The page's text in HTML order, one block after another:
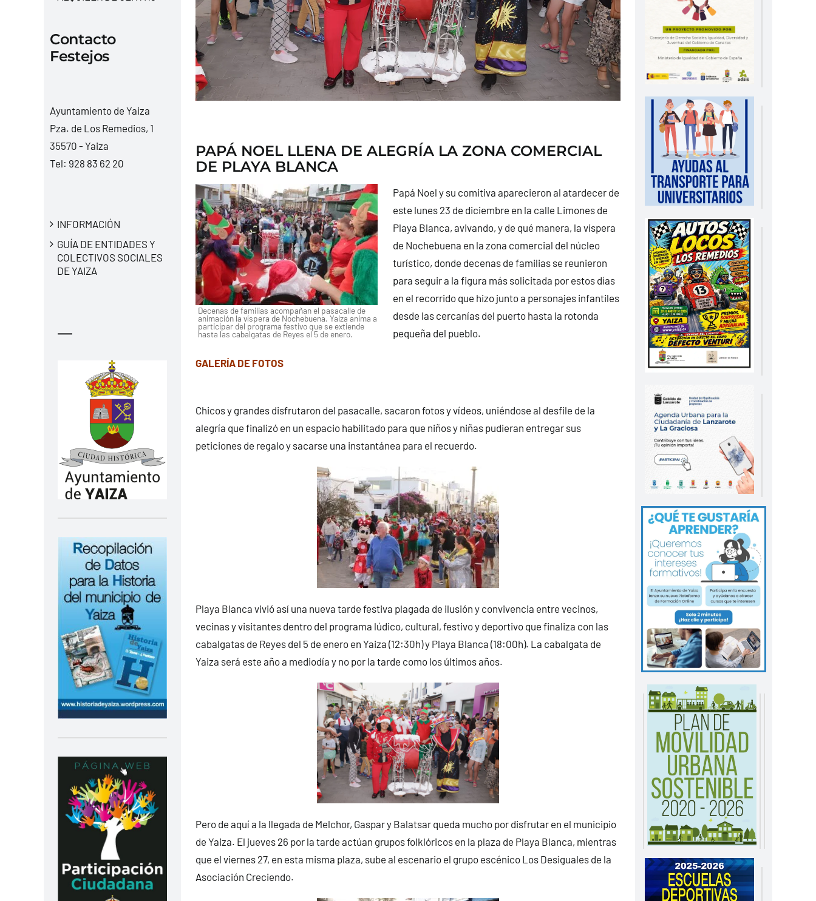
Contacto
Festejos
Ayuntamiento de Yaiza
Pza. de Los Remedios, 1
35570 - Yaiza
Tel: 928 83 62 20
INFORMACIÓN
GUÍA DE ENTIDADES Y
COLECTIVOS SOCIALES
DE YAIZA
—
PAPÁ NOEL LLENA DE ALEGRÍA LA ZONA COMERCIAL
DE PLAYA BLANCA
Decenas de familias acompañan el pasacalle de
animación la víspera de Nochebuena. Yaiza anima a
participar del programa festivo que se extiende
hasta las cabalgatas de Reyes el 5 de enero.
Papá Noel y su comitiva aparecieron al atardecer de
este lunes 23 de diciembre en la calle Limones de
Playa Blanca, avivando, y de qué manera, la víspera
de Nochebuena en la zona comercial del núcleo
turístico, donde decenas de familias se reunieron
para seguir a la figura más solicitada por estos días
en el recorrido que hizo junto a personajes infantiles
desde las cercanías del puerto hasta la rotonda
pequeña del pueblo.
GALERÍA DE FOTOS
Chicos y grandes disfrutaron del pasacalle, sacaron fotos y vídeos, uniéndose al desfile de la
alegría que finalizó en un espacio habilitado para que niños y niñas pudieran entregar sus
peticiones de regalo y sacarse una instantánea para el recuerdo.
Playa Blanca vivió así una nueva tarde festiva plagada de ilusión y convivencia entre vecinos,
vecinas y visitantes dentro del programa lúdico, cultural, festivo y deportivo que finaliza con las
cabalgatas de Reyes del 5 de enero en Yaiza (12:30h) y Playa Blanca (18:00h). La cabalgata de
Yaiza será este año a mediodía y no por la tarde como los últimos años.
Pero de aquí a la llegada de Melchor, Gaspar y Balatsar queda mucho por disfrutar en el municipio
de Yaiza. El jueves 26 por la tarde actúan grupos folklóricos en la plaza de Playa Blanca, mientras
que el viernes 27, en esta misma plaza, sube al escenario el grupo escénico Los Desiguales de la
Asociación Creciendo.